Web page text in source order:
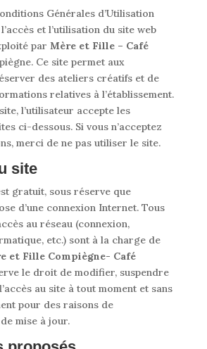
Générales d’Utilisation
et l’utilisation du site web
par Mère et Fille – Café
Ce site permet aux
des ateliers créatifs et de
relatives à l’établissement.
l’utilisateur accepte les
ci-dessous. Si vous n’acceptez
merci de ne pas utiliser le site.
site
gratuit, sous réserve que
d’une connexion Internet. Tous
au réseau (connexion,
etc.) sont à la charge de
et Fille Compiègne- Café
le droit de modifier, suspendre
au site à tout moment et sans
pour des raisons de
mise à jour.